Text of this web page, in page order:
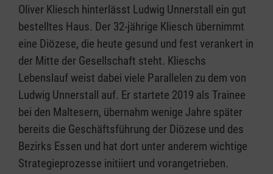
Oliver Kliesch hinterlässt Ludwig Unnerstall ein gut
bestelltes Haus. Der 32-jährige Kliesch übernimmt
eine Diözese, die heute gesund und fest verankert in
der Mitte der Gesellschaft steht. Klieschs
Lebenslauf weist dabei viele Parallelen zu dem von
Ludwig Unnerstall auf. Er startete 2019 als Trainee
bei den Maltesern, übernahm wenige Jahre später
bereits die Geschäftsführung der Diözese und des
Bezirks Essen und hat dort unter anderem wichtige
Strategieprozesse initiiert und vorangetrieben.